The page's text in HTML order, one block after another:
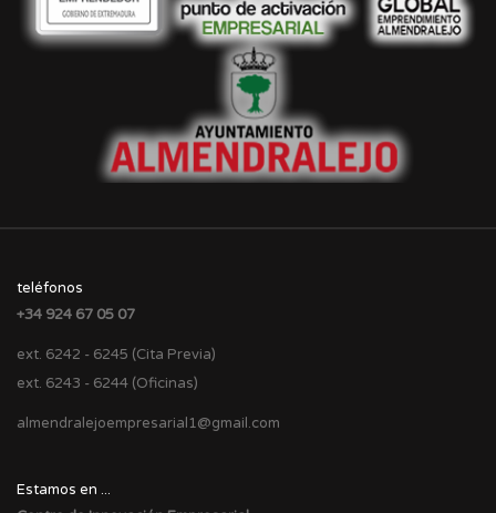
teléfonos
+34 924 67 05 07
ext. 6242 - 6245 (Cita Previa)
ext. 6243 - 6244 (Oficinas)
almendralejoempresarial1@gmail.com
Estamos en ...